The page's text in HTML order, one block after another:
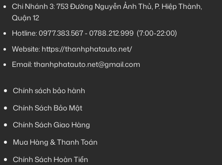
Chi Nhánh 3:753 Đường Nguyễn Ảnh Thủ, P. Hiệp Thành,
Quận 12
Hotline:0977.383.567-0788.212.999 (7:00-22:00)
Website: https://thanhphatauto.net/
Email:thanhphatauto.net@gmail.com
Chính sách bảo hành
Chính Sách Bảo Mật
Chính Sách Giao Hàng
Mua Hàng & Thanh Toán
Chính Sách Hoàn Tiền